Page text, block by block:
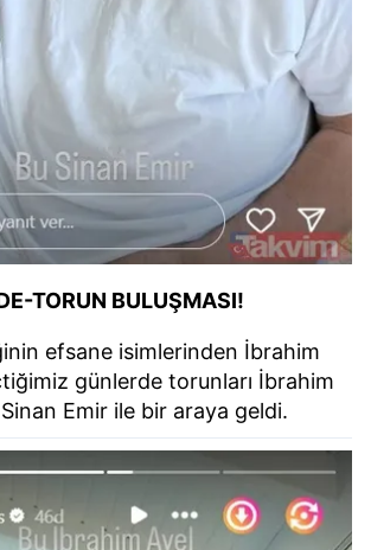
TORUN BULUŞMASI!
efsane isimlerinden İbrahim
günlerde torunları İbrahim
Emir ile bir araya geldi.